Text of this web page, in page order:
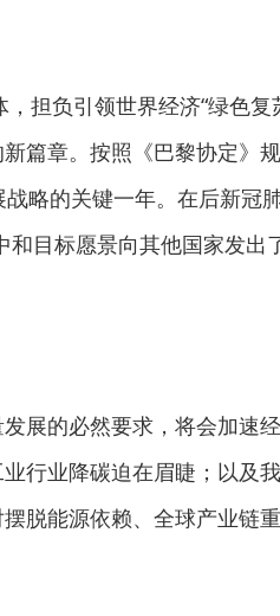
负引领世界经济“绿色复
篇章。按照《巴黎协定》
略的关键一年。在后新冠
目标愿景向其他国家发
的必然要求，将会加速
行业降碳迫在眉睫；以及
脱能源依赖、全球产业链